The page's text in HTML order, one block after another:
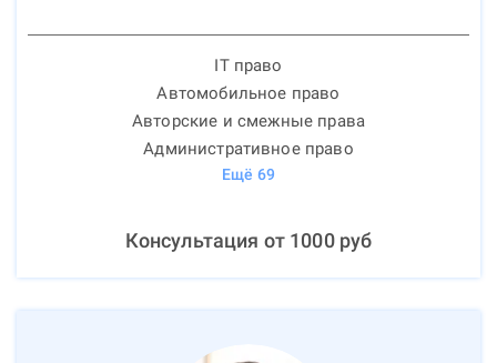
IT право
Автомобильное право
Авторские и смежные права
Административное право
Ещё 69
Консультация от 1000руб